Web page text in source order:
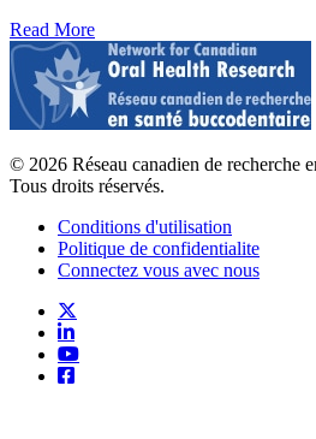
Read More
© 2026 Réseau canadien de recherche
Tous droits réservés.
Conditions d'utilisation
Politique de confidentialite
Connectez vous avec nous